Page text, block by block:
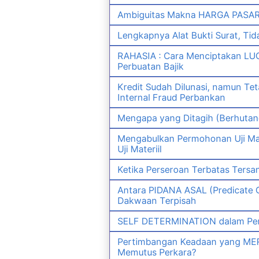
Ambiguitas Makna HARGA
Lengkapnya Alat Bukti Surat,
RAHASIA : Cara Menciptakan
Perbuatan Bajik
Kredit Sudah Dilunasi, namun
Internal Fraud Perbankan
Mengapa yang Ditagih
Mengabulkan Permohonan Uji
Uji Materiil
Ketika Perseroan Terbatas
Antara PIDANA ASAL
Dakwaan Terpisah
SELF DETERMINATION dalam
Pertimbangan Keadaan yang
Memutus Perkara?